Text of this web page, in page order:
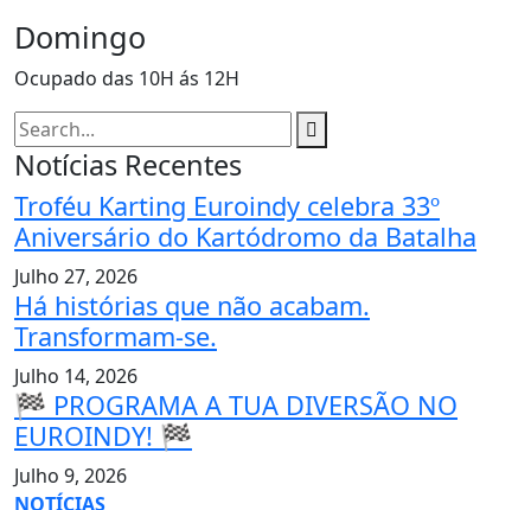
Domingo
Ocupado das 10H ás 12H
Notícias Recentes
Troféu Karting Euroindy celebra 33º
Aniversário do Kartódromo da Batalha
Julho 27, 2026
Há histórias que não acabam.
Transformam-se.
Julho 14, 2026
🏁 PROGRAMA A TUA DIVERSÃO NO
EUROINDY! 🏁
Julho 9, 2026
NOTÍCIAS